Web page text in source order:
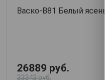
Васко-В81 Белый ясень
26889 руб.
33343 руб.